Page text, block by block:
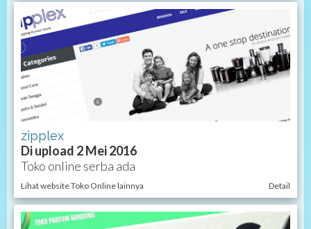
zipplex
Di upload 2 Mei 2016
Toko online serba ada
Lihat website Toko Online lainnya Detail